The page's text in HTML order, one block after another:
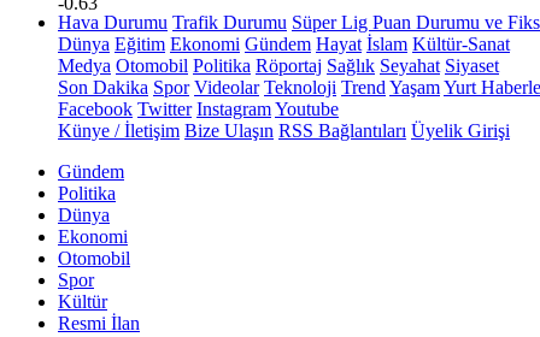
Hava Durumu Trafik Durumu Süper Lig Puan Durumu ve
Dünya Eğitim Ekonomi Gündem Hayat İslam Kültür-Sanat
Medya Otomobil Politika Röportaj Sağlık Seyahat Siyaset
Son Dakika Spor Videolar Teknoloji Trend YaşamYurt
Facebook Twitter InstagramYoutube
Künye / İletişim Bize Ulaşın RSS Bağlantıları Üyelik Girişi
Gündem
Politika
Dünya
Ekonomi
Otomobil
Spor
Kültür
Resmi İlan